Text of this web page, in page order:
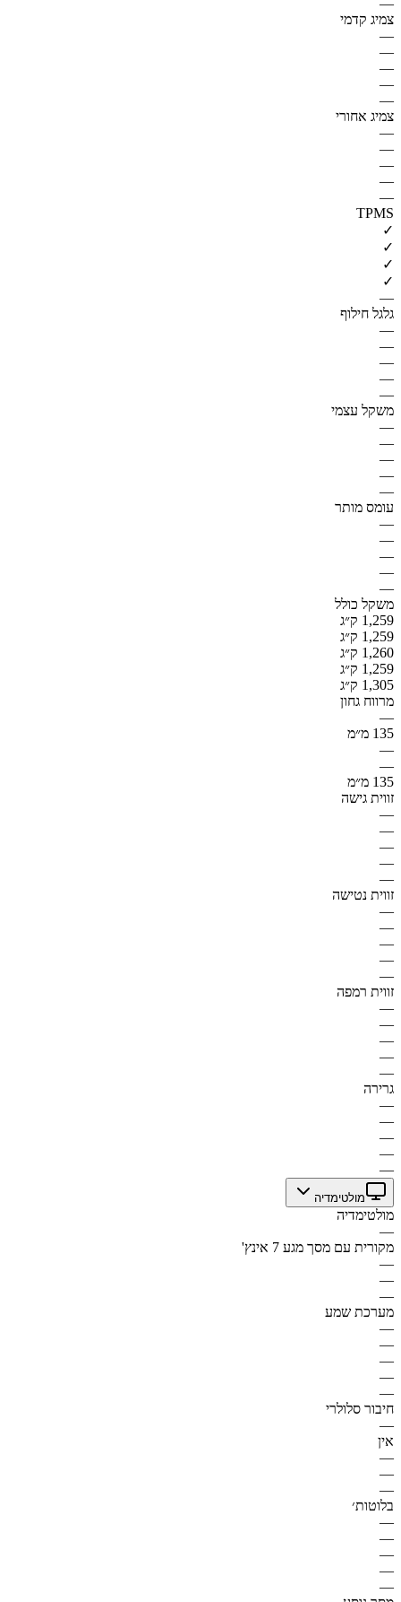
צמיג קדמי
—
—
—
—
—
צמיג אחורי
—
—
—
—
—
TPMS
✓
✓
✓
✓
—
גלגל חילוף
—
—
—
—
—
משקל עצמי
—
—
—
—
—
עומס מותר
—
—
—
—
—
משקל כולל
1,259 ק״ג
1,259 ק״ג
1,260 ק״ג
1,259 ק״ג
1,305 ק״ג
מרווח גחון
—
135 מ״מ
—
—
135 מ״מ
זווית גישה
—
—
—
—
—
זווית נטישה
—
—
—
—
—
זווית רמפה
—
—
—
—
—
גרירה
—
—
—
—
—
מולטימדיה
מולטימדיה
—
מקורית עם מסך מגע 7 אינץ'
—
—
—
מערכת שמע
—
—
—
—
—
חיבור סלולרי
—
אין
—
—
—
בלוטות׳
—
—
—
—
—